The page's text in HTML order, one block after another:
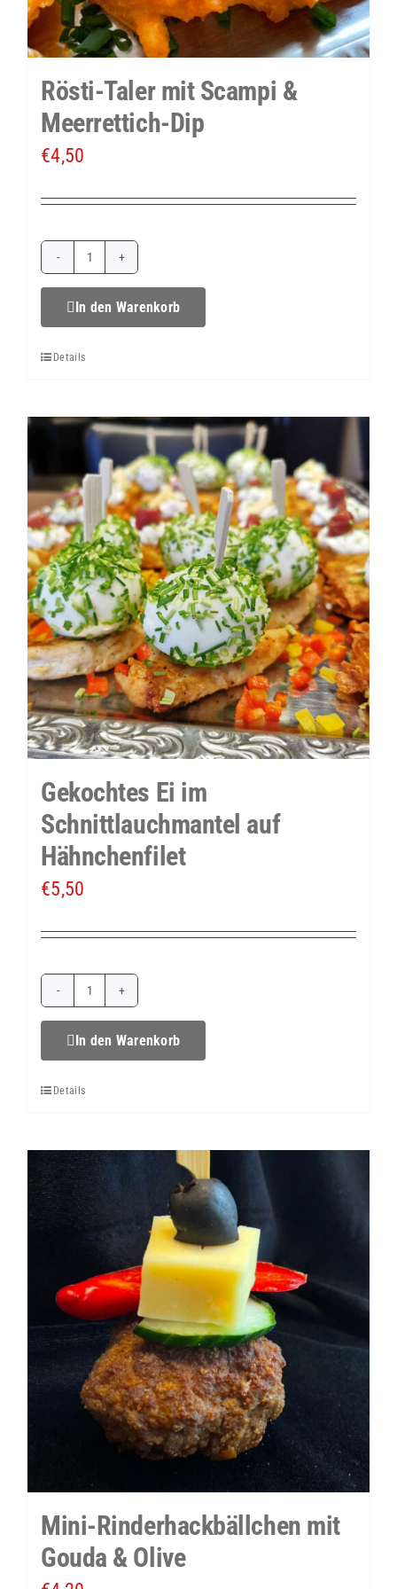
Rösti-Taler mit Scampi &
Meerrettich-Dip
€4,50
Rösti-
Taler
Meerrettich-
Dip
Menge
In den Warenkorb
Details
Gekochtes Ei im
Schnittlauchmantel auf
Hähnchenfilet
€5,50
Gekochtes
Ei
Hähnchenfilet
Menge
In den Warenkorb
Details
Mini-Rinderhackbällchen mit
Gouda & Olive